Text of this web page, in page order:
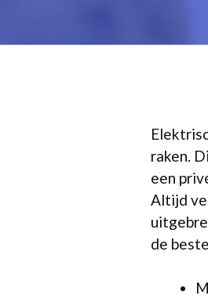
raken.
een
Altijd
de